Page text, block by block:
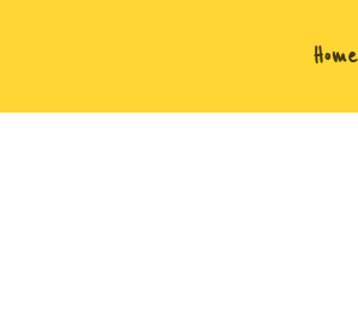
Home